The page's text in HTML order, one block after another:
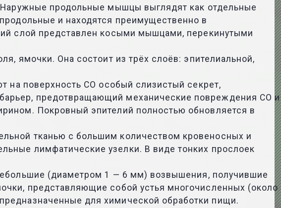
продольные мышцы выглядят как отдельные
и находятся преимущественно в
слой представлен косыми мышцами, перекинутыми
ямочки. Она состоит из трёх слоёв: эпителиальной,
на поверхность СО особый слизистый секрет,
предотвращающий механические повреждения СО и
Покровный эпителий полностью обновляется в
тканью с большим количеством кровеносных и
лимфатические узелки. В виде тонких прослоек
(диаметром 1 — 6 мм) возвышения, получившие
представляющие собой устья многочисленных (около
для химической обработки пищи.